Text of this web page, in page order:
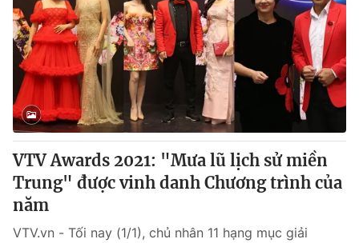
VTV Awards 2021: "Mưa lũ lịch sử miền
Trung" được vinh danh Chương trình của
năm
VTV.vn - Tối nay (1/1), chủ nhân 11 hạng mục giải